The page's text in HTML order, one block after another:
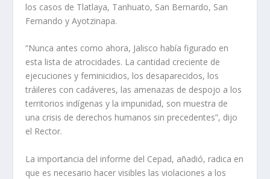
los casos de Tlatlaya, Tanhuato, San Bernardo, San
Fernando y Ayotzinapa.
“Nunca antes como ahora, Jalisco había figurado en
esta lista de atrocidades. La cantidad creciente de
ejecuciones y feminicidios, los desaparecidos, los
tráileres con cadáveres, las amenazas de despojo a los
territorios indígenas y la impunidad, son muestra de
una crisis de derechos humanos sin precedentes”, dijo
el Rector.
La importancia del informe del Cepad, añadió, radica en
que es necesario hacer visibles las violaciones a los